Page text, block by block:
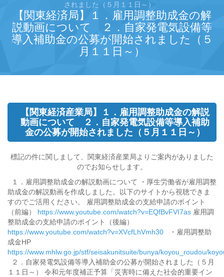
されました（５月１１日～）
【関東経済局】１．雇用調整助成金の解
説動画について ２．自家発電気設備等
導入補助金の公募が開始されました（５
月１１日～）
【関東経済産業局】１．雇用調整助成金の解説
動画について ２．自家発電気設備等導入補助
金の公募が開始されました（５月１１日～）
標記の件に関しまして、関東経済産業局よりご案内がありました
のでお知らせします。
１．雇用調整助成金の解説動画について ・厚生労働省が雇用調整
助成金の解説動画を作成しました。以下のサイトから視聴できま
すのでご活用ください。 雇用調整助成金の支給申請のポイント
（前編） https://www.youtube.com/watch?v=EQfBvFVI7as 雇用調
整助成金の支給申請のポイント（後編）
https://www.youtube.com/watch?v=XVcfLhVmh30 ・雇用調整助
成金HP
https://www.mhlw.go.jp/stf/seisakunitsuite/bunya/koyou_roudou/
２．自家発電気設備等導入補助金の公募が開始されました（５月
１１日～） 令和元年度補正予算「災害時に備えた社会的重要イン